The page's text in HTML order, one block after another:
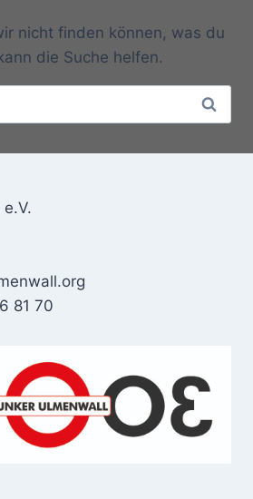
nicht finden können, was du
die Suche helfen.
81 70